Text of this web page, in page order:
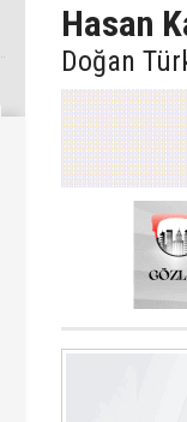
Hasan
Doğan